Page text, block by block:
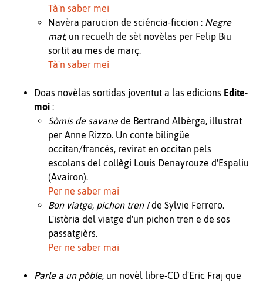
Tà'n saber mei
Navèra parucion de sciéncia-ficcion : Negre
mat, un recuelh de sèt novèlas per Felip Biu
sortit au mes de març.
Tà'n saber mei
Doas novèlas sortidas joventut a las edicions Edite-
moi :
Sòmis de savana de Bertrand Albèrga, illustrat
per Anne Rizzo. Un conte bilingüe
occitan/francés, revirat en occitan pels
escolans del collègi Louis Denayrouze d'Espaliu
(Avairon).
Per ne saber mai
Bon viatge, pichon tren !de Sylvie Ferrero.
L'istòria del viatge d'un pichon tren e de sos
passatgièrs.
Per ne saber mai
Parle a un pòble, un novèl libre-CD d'Eric Fraj que